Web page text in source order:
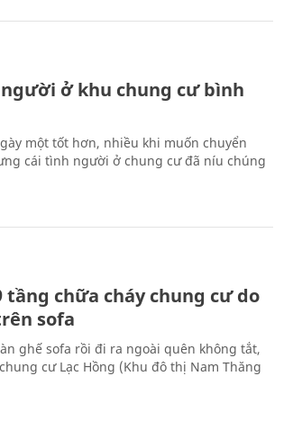
ở khu chung cư bình
một tốt hơn, nhiều khi muốn chuyển
cái tình người ở chung cư đã níu chúng
tầng chữa cháy chung cư do
sofa
ghế sofa rồi đi ra ngoài quên không tắt,
cư Lạc Hồng (Khu đô thị Nam Thăng